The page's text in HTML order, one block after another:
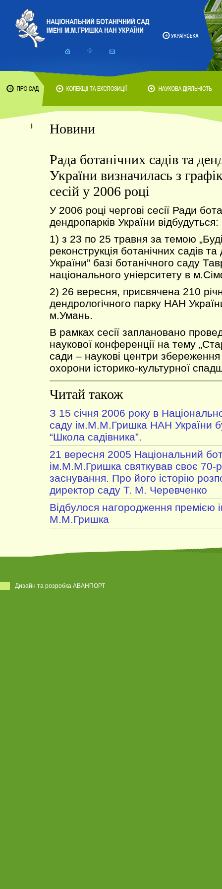
Новини
Рада ботанічних садів та
України визначилась з
сесій у 2006 році
У 2006 році чергові сесії Ради
дендропарків України відбудуться:
1) з 23 по 25 травня за темою
реконструкція ботанічних садів
України” базі ботанічного саду
національного уніерситету в
2) 26 вересня, присвячена 210
дендрологічного парку НАН
м.Умань.
В рамках сесії заплановано
наукової конференції на тему
сади – наукові центри збереження
охорони історико-культурної
Читай також
З 15 січня 2006 року в
саду ім.М.М.Гришка НАН України
“Школа садівника”.
21 вересня 2005 Національний
ім.М.М.Гришка святкував своє 70-
заснування. Про його історію
директор саду Т. М. Черевченко
Відбулося нагородження премією
М.М.Гришка
Дизайн та розробка АВАНПОРТ